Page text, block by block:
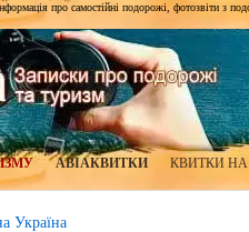
про самостійні подорожі, фотозвіти з
АВІАКВИТКИ КВИТКИ
Україна